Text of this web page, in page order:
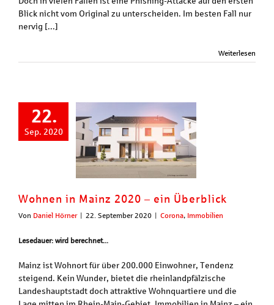
Blick nicht vom Original zu unterscheiden. Im besten Fall nur
nervig [...]
Weiterlesen
22.
Sep. 2020
Wohnen in Mainz 2020 – ein Überblick
Von Daniel Hörner | 22. September 2020 | Corona, Immobilien
Lesedauer: wird berechnet...
Mainz ist Wohnort für über 200.000 Einwohner, Tendenz
steigend. Kein Wunder, bietet die rheinlandpfälzische
Landeshauptstadt doch attraktive Wohnquartiere und die